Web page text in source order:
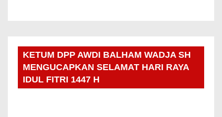
KETUM DPP AWDI BALHAM WADJA SH
MENGUCAPKAN SELAMAT HARI RAYA
IDUL FITRI 1447 H